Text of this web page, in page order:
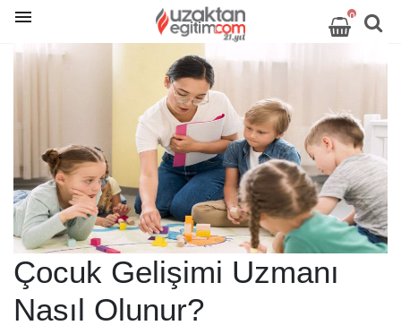
0
Çocuk Gelişimi Uzmanı
Nasıl Olunur?